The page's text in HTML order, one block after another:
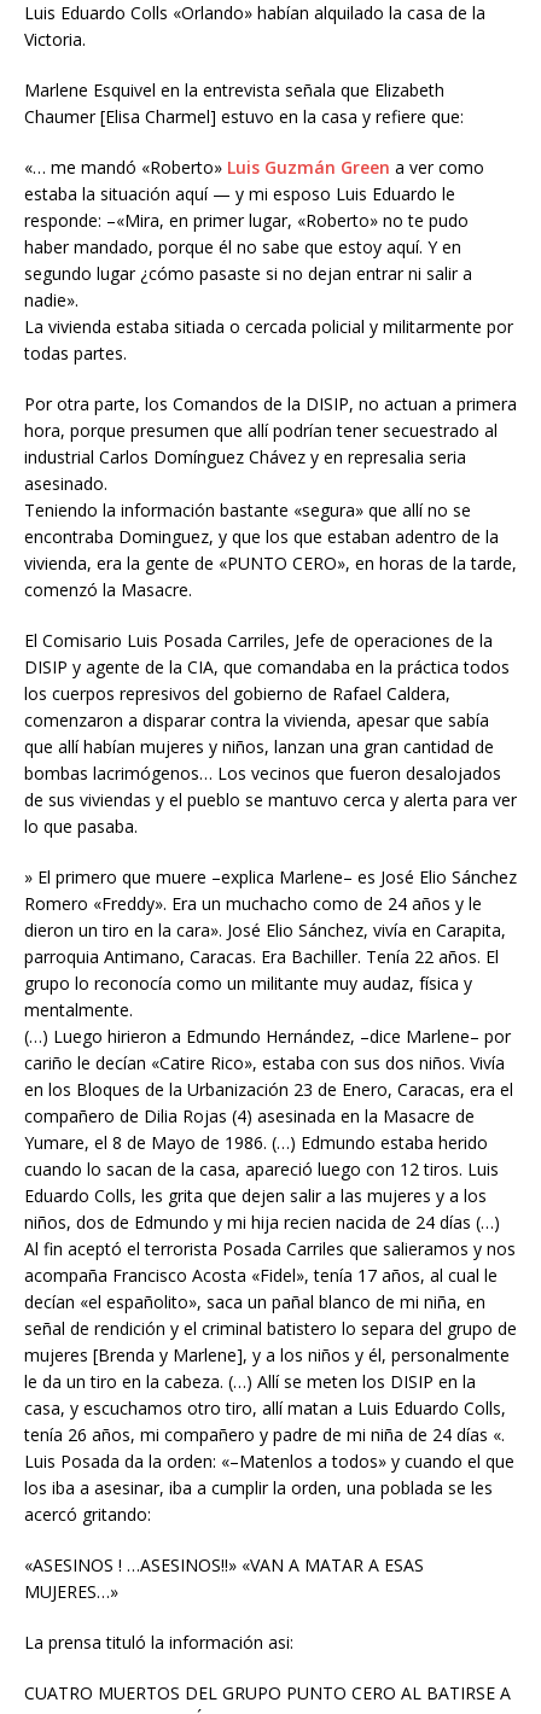
Luis Eduardo Colls «Orlando» habían alquilado la casa de la
Victoria.
Marlene Esquivel en la entrevista señala que Elizabeth
Chaumer [Elisa Charmel] estuvo en la casa y refiere que:
«… me mandó «Roberto» Luis Guzmán Green a ver como
estaba la situación aquí — y mi esposo Luis Eduardo le
responde: –«Mira, en primer lugar, «Roberto» no te pudo
haber mandado, porque él no sabe que estoy aquí. Y en
segundo lugar ¿cómo pasaste si no dejan entrar ni salir a
nadie».
La vivienda estaba sitiada o cercada policial y militarmente por
todas partes.
Por otra parte, los Comandos de la DISIP, no actuan a primera
hora, porque presumen que allí podrían tener secuestrado al
industrial Carlos Domínguez Chávez y en represalia seria
asesinado.
Teniendo la información bastante «segura» que allí no se
encontraba Dominguez, y que los que estaban adentro de la
vivienda, era la gente de «PUNTO CERO», en horas de la tarde,
comenzó la Masacre.
El Comisario Luis Posada Carriles, Jefe de operaciones de la
DISIP y agente de la CIA, que comandaba en la práctica todos
los cuerpos represivos del gobierno de Rafael Caldera,
comenzaron a disparar contra la vivienda, apesar que sabía
que allí habían mujeres y niños, lanzan una gran cantidad de
bombas lacrimógenos… Los vecinos que fueron desalojados
de sus viviendas y el pueblo se mantuvo cerca y alerta para ver
lo que pasaba.
» El primero que muere –explica Marlene– es José Elio Sánchez
Romero «Freddy». Era un muchacho como de 24 años y le
dieron un tiro en la cara». José Elio Sánchez, vivía en Carapita,
parroquia Antimano, Caracas. Era Bachiller. Tenía 22 años. El
grupo lo reconocía como un militante muy audaz, física y
mentalmente.
(…) Luego hirieron a Edmundo Hernández, –dice Marlene– por
cariño le decían «Catire Rico», estaba con sus dos niños. Vivía
en los Bloques de la Urbanización 23 de Enero, Caracas, era el
compañero de Dilia Rojas (4) asesinada en la Masacre de
Yumare, el 8 de Mayo de 1986. (…) Edmundo estaba herido
cuando lo sacan de la casa, apareció luego con 12 tiros. Luis
Eduardo Colls, les grita que dejen salir a las mujeres y a los
niños, dos de Edmundo y mi hija recien nacida de 24 días (…)
Al fin aceptó el terrorista Posada Carriles que salieramos y nos
acompaña Francisco Acosta «Fidel», tenía 17 años, al cual le
decían «el españolito», saca un pañal blanco de mi niña, en
señal de rendición y el criminal batistero lo separa del grupo de
mujeres [Brenda y Marlene], y a los niños y él, personalmente
le da un tiro en la cabeza. (…) Allí se meten los DISIP en la
casa, y escuchamos otro tiro, allí matan a Luis Eduardo Colls,
tenía 26 años, mi compañero y padre de mi niña de 24 días «.
Luis Posada da la orden: «–Matenlos a todos» y cuando el que
los iba a asesinar, iba a cumplir la orden, una poblada se les
acercó gritando:
«ASESINOS ! …ASESINOS!!» «VAN A MATAR A ESAS
MUJERES…»
La prensa tituló la información asi:
CUATRO MUERTOS DEL GRUPO PUNTO CERO AL BATIRSE A